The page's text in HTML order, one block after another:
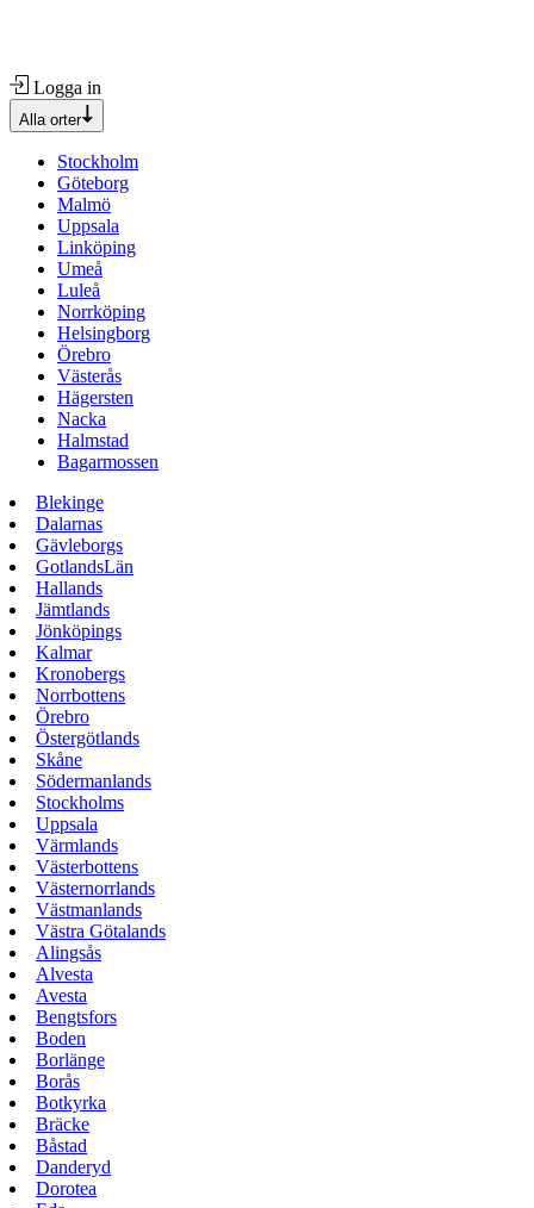
Logga in
Alla orter
Stockholm
Göteborg
Malmö
Uppsala
Linköping
Umeå
Luleå
Norrköping
Helsingborg
Örebro
Västerås
Hägersten
Nacka
Halmstad
Bagarmossen
Blekinge
Dalarnas
Gävleborgs
GotlandsLän
Hallands
Jämtlands
Jönköpings
Kalmar
Kronobergs
Norrbottens
Örebro
Östergötlands
Skåne
Södermanlands
Stockholms
Uppsala
Värmlands
Västerbottens
Västernorrlands
Västmanlands
Västra Götalands
Alingsås
Alvesta
Avesta
Bengtsfors
Boden
Borlänge
Borås
Botkyrka
Bräcke
Båstad
Danderyd
Dorotea